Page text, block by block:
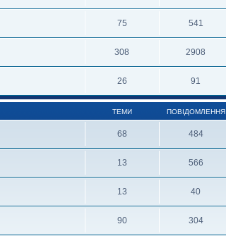
75 541
308 2908
26 91
ТЕМИ ПОВІДОМЛЕННЯ
68 484
13 566
13 40
90 304